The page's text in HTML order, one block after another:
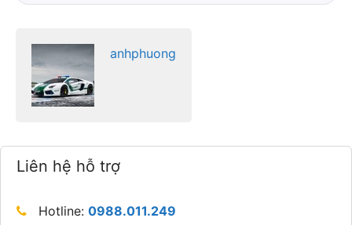
anhphuong
Liên hệ hỗ trợ
Hotline: 0988.011.249